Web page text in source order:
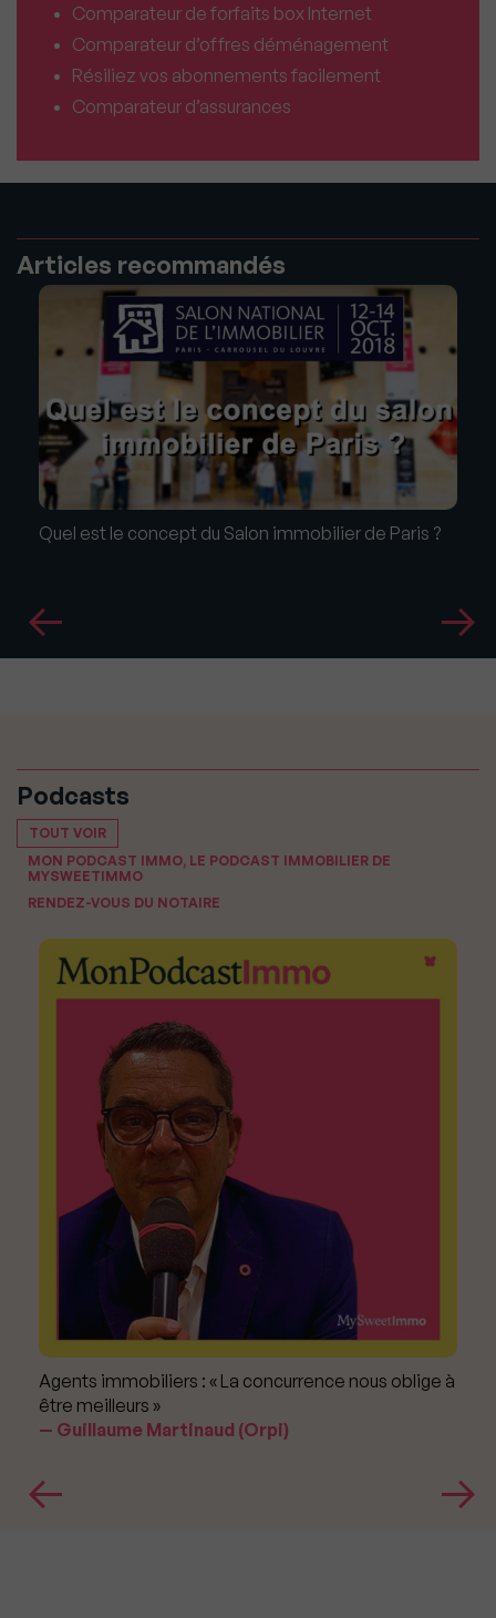
Comparateur de forfaits box Internet
Comparateur d’offres déménagement
Résiliez vos abonnements facilement
Comparateur d’assurances
Articles recommandés
Quel est le concept du Salon immobilier de Paris ?
Podcasts
TOUT VOIR
MON PODCAST IMMO, LE PODCAST IMMOBILIER DE
MYSWEETIMMO
RENDEZ-VOUS DU NOTAIRE
Agents immobiliers : « La concurrence nous oblige à
être meilleurs »
Guillaume Martinaud (Orpi)